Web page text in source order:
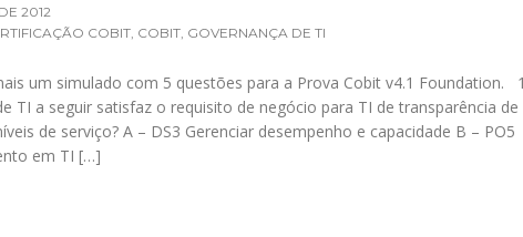
2012
COBIT, COBIT, GOVERNANÇA DE TI
um simulado com 5 questões para a Prova Cobit v4.1 Foundation.
TI a seguir satisfaz o requisito de negócio para TI de transparência de
de serviço? A – DS3 Gerenciar desempenho e capacidade B – PO5
em TI […]